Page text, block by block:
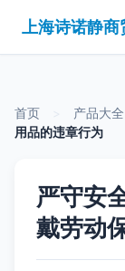
上海诗诺静
首页 产品大全
用品的违章行为
严守安
戴劳动